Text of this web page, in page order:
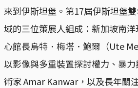
來到伊斯坦堡。第17屆伊斯坦堡
域的三位策展人組成：新加坡南
心館長烏特．梅塔．鮑爾（Ute
以影像與多重裝置探討權力、暴
術家 Amar Kanwar，以及長年關